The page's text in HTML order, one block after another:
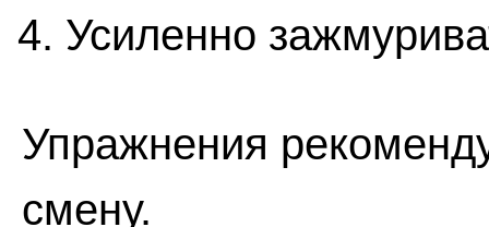
Усиленно
Упражнения
смену.